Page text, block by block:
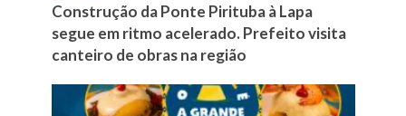
Construção da Ponte Pirituba à Lapa
segue em ritmo acelerado. Prefeito visita
canteiro de obras na região